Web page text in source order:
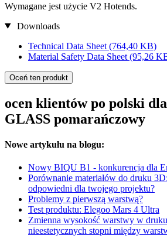
Wymagane jest użycie V2 Hotends.
Downloads
Technical Data Sheet (764,40 KB)
Material Safety Data Sheet (95,26
Oceń ten produkt
ocen klientów po polski
GLASS pomarańczowy
Nowe artykułu na blogu:
Nowy BIQU B1 - konkurencja dla
Porównanie materiałów do druku
odpowiedni dla twojego projektu?
Problemy z pierwszą warstwą?
Test produktu: Elegoo Mars 4 Ultra
Zmienna wysokość warstwy w
nieestetycznych stopni między